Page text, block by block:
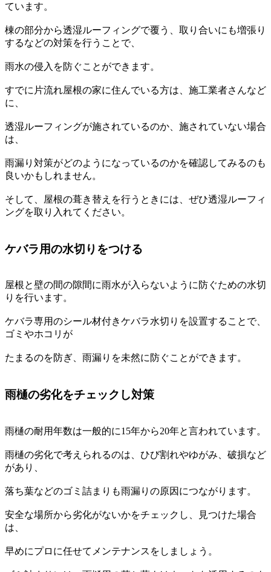
ています。
棟の部分から透湿ルーフィングで覆う、取り合いにも増張り
するなどの対策を行うことで、
雨水の侵入を防ぐことができます。
すでに片流れ屋根の家に住んでいる方は、施工業者さんなど
に、
透湿ルーフィングが施されているのか、施されていない場合
は、
雨漏り対策がどのようになっているのかを確認してみるのも
良いかもしれません。
そして、屋根の葺き替えを行うときには、ぜひ透湿ルーフィ
ングを取り入れてください。
ケバラ用の水切りをつける
屋根と壁の間の隙間に雨水が入らないように防ぐための水切
りを行います。
ケバラ専用のシール材付きケバラ水切りを設置することで、
ゴミやホコリが
たまるのを防ぎ、雨漏りを未然に防ぐことができます。
雨樋の劣化をチェックし対策
雨樋の耐用年数は一般的に15年から20年と言われています。
雨樋の劣化で考えられるのは、ひび割れやゆがみ、破損など
があり、
落ち葉などのゴミ詰まりも雨漏りの原因につながります。
安全な場所から劣化がないかをチェックし、見つけた場合
は、
早めにプロに任せてメンテナンスをしましょう。